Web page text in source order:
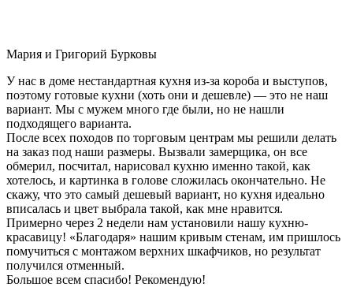
Мария и Григорий Бурковы
У нас в доме нестандартная кухня из-за короба и выступов,
поэтому готовые кухни (хоть они и дешевле) — это не наш
вариант. Мы с мужем много где были, но не нашли
подходящего варианта.
После всех походов по торговым центрам мы решили делать
на заказ под наши размеры. Вызвали замерщика, он все
обмерил, посчитал, нарисовал кухню именно такой, как
хотелось, и картинка в голове сложилась окончательно. Не
скажу, что это самый дешевый вариант, но кухня идеально
вписалась и цвет выбрала такой, как мне нравится.
Примерно через 2 недели нам установили нашу кухню-
красавицу! «Благодаря» нашим кривым стенам, им пришлось
помучиться с монтажом верхних шкафчиков, но результат
получился отменный.
Большое всем спасибо! Рекомендую!